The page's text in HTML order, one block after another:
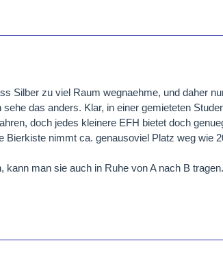
Silber zu viel Raum wegnaehme, und daher
das anders. Klar, in einer gemieteten
doch jedes kleinere EFH bietet doch
Bierkiste nimmt ca. genausoviel Platz weg wie
kann man sie auch in Ruhe von A nach B tragen.